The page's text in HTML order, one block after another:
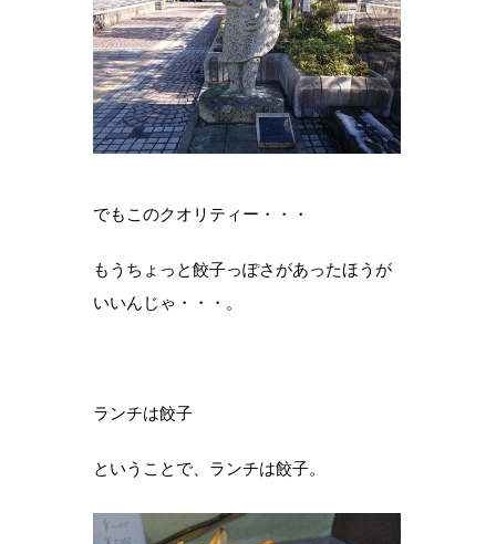
でもこのクオリティー・・・
もうちょっと餃子っぽさがあったほうが
いいんじゃ・・・。
ランチは餃子
ということで、ランチは餃子。